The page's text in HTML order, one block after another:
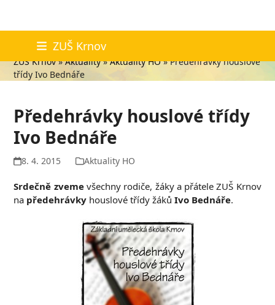
content
ZUŠ Krnov
Aktuality
ZUŠ Krnov»Aktuality»Aktuality HO»Předehrávky houslové
třídy Ivo Bednáře
Předehrávky houslové třídy
Ivo Bednáře
8. 4. 2015 Aktuality HO
Srdečně zvemevšechny rodiče, žáky a přátele ZUŠ Krnov
na předehrávky houslové třídy žákůIvo Bednáře.